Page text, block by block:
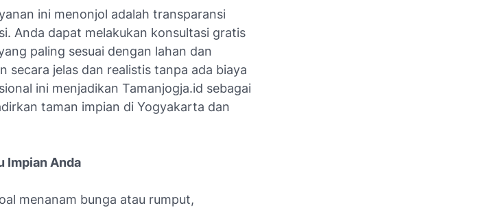
ini menonjol adalah transparansi
Anda dapat melakukan konsultasi gratis
paling sesuai dengan lahan dan
secara jelas dan realistis tanpa ada biaya
ini menjadikan Tamanjogja.id sebagai
taman impian di Yogyakarta dan
Impian Anda
menanam bunga atau rumput,